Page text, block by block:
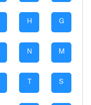
G
H
M
N
S
T